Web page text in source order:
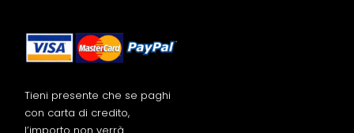
Tieni presente che se paghi
con carta di credito,